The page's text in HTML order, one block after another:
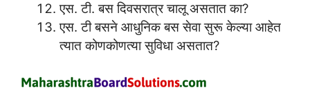
एस. टी. बस दिवसरात्र चालू असतात का?
एस. टी बसने आधुनिक बस सेवा सुरू केल्या आहेत
त्यात कोणकोणत्या सुविधा असतात?